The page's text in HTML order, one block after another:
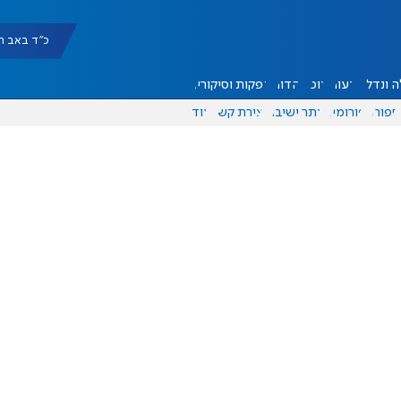
כ"ד באב תשפ"ו
ונדל"ן דעות אוכל יהדות הפקות וסיקורים
ספורט פורומים אתר ישיבה יצירת קשר עוד